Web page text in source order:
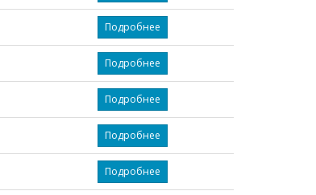
Подробнее
Подробнее
Подробнее
Подробнее
Подробнее